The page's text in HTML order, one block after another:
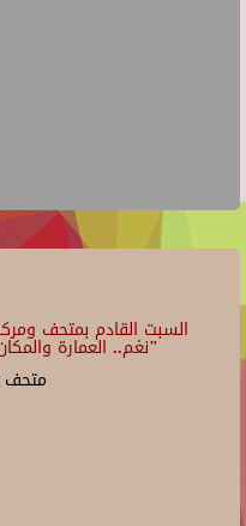
السبت القادم بمتحف
"نغم.. العمارة